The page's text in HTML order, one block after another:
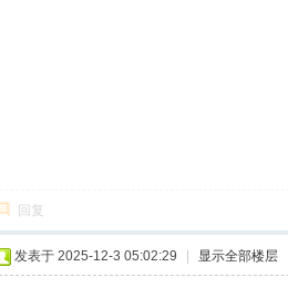
回复
发表于 2025-12-3 05:02:29 显示全部楼层